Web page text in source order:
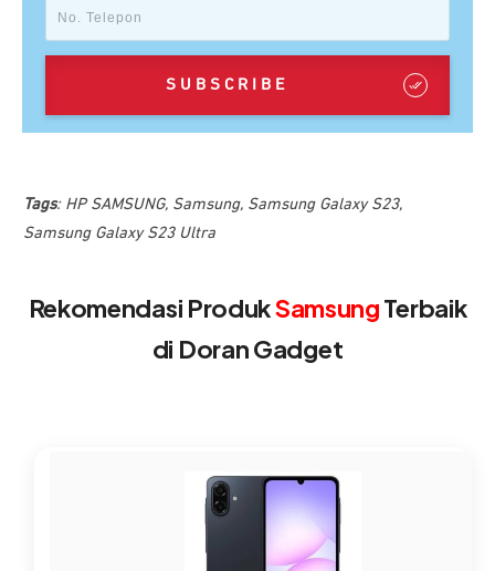
SUBSCRIBE
Tags: HP SAMSUNG, Samsung, Samsung Galaxy S23,
Samsung Galaxy S23 Ultra
Rekomendasi ProdukSamsungTerbaik
di Doran Gadget